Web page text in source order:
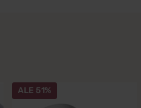
ALE 51%
Tällä
tuotteella